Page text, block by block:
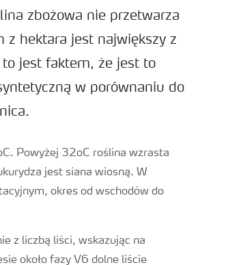
zbożowa nie przetwarza
z hektara jest największy z
jest faktem, że jest to
w porównaniu do
Powyżej 32oC roślina wzrasta
jest siana wiosną. W
okres od wschodów do
z liczbą liści, wskazując na
około fazy V6 dolne liście